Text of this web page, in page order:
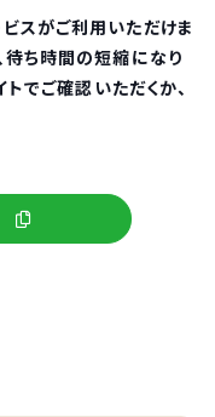
スがご利用いただけま
待ち時間の短縮になり
でご確認いただくか、